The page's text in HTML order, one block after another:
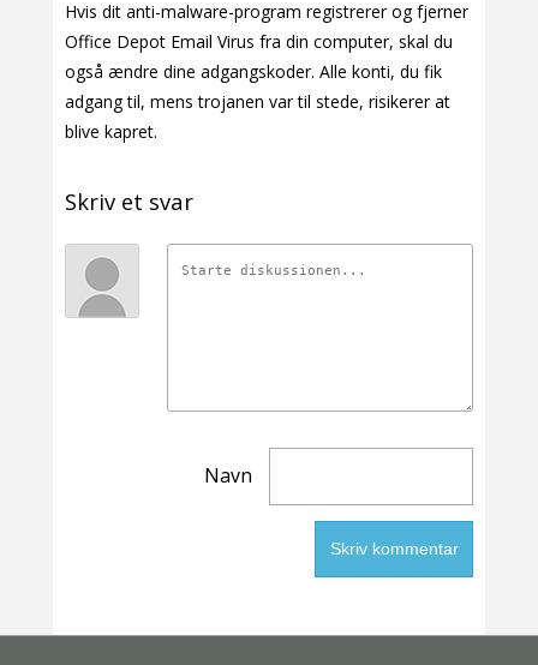
Hvis dit anti-malware-program registrerer og fjerner
Office Depot Email Virus fra din computer, skal du
også ændre dine adgangskoder. Alle konti, du fik
adgang til, mens trojanen var til stede, risikerer at
blive kapret.
Skriv et svar
Navn